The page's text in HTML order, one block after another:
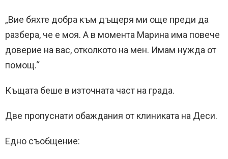
„Вие бяхте добра към дъщеря ми още преди да
разбера, че е моя. А в момента Марина има повече
доверие на вас, отколкото на мен. Имам нужда от
помощ.“
Къщата беше в източната част на града.
Две пропуснати обаждания от клиниката на Деси.
Едно съобщение: